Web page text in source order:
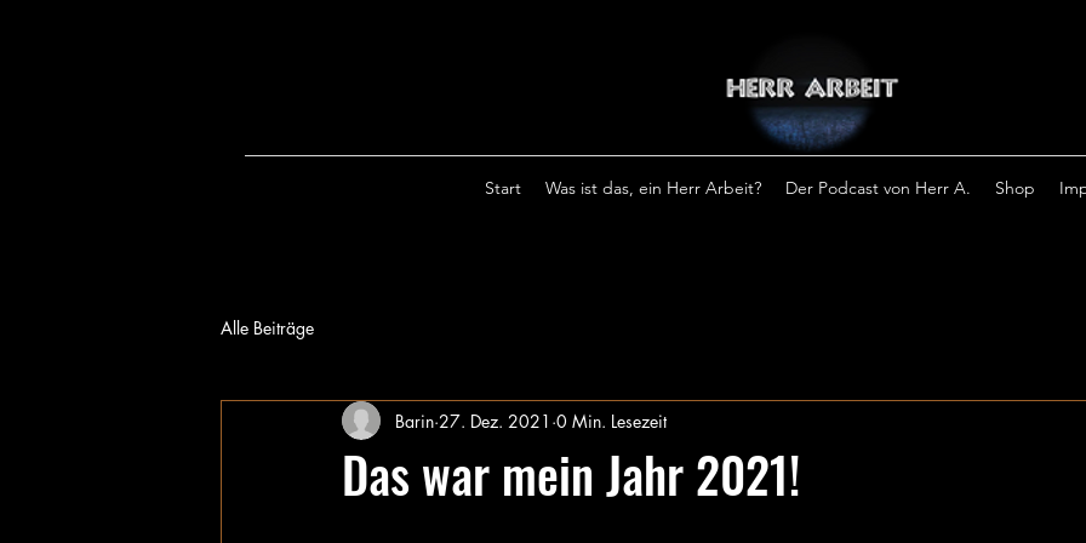
Start Was ist das, ein Herr Arbeit? Der Podcast von Herr A. Shop
Alle Beiträge
Das war mein Jahr 2021!
Barin 27. Dez. 2021 0 Min. Lesezeit